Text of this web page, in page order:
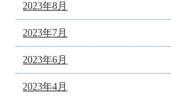
2023年8月
2023年7月
2023年6月
2023年4月